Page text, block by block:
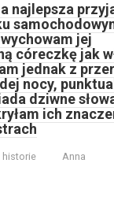
najlepsza
jej
córeczkę jak
jednak z
nocy,
dziwne
ich
historie Anna